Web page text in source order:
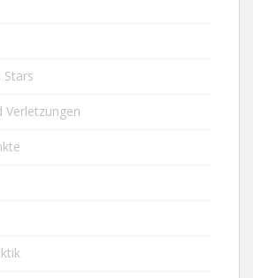
Stars
Verletzungen